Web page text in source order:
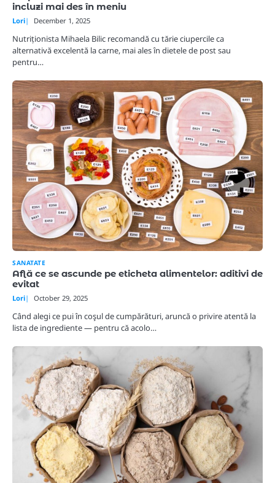
incluzi mai des în meniu
Lori December 1, 2025
Nutriționista Mihaela Bilic recomandă cu tărie ciupercile ca
alternativă excelentă la carne, mai ales în dietele de post sau
pentru…
SANATATE
Află ce se ascunde pe eticheta alimentelor: aditivi de
evitat
Lori October 29, 2025
Când alegi ce pui în coşul de cumpărături, aruncă o privire atentă la
lista de ingrediente — pentru că acolo…